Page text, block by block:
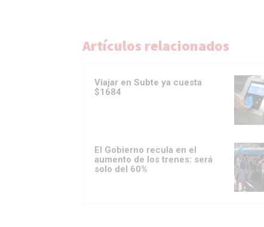
Artículos relacionados
Viajar en Subte ya cuesta
$1684
El Gobierno recula en el
aumento de los trenes: será
solo del 60%